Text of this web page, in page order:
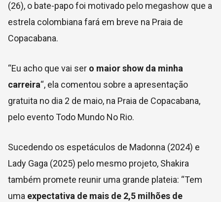
(26), o bate-papo foi motivado pelo megashow que a
estrela colombiana fará em breve na Praia de
Copacabana.
“Eu acho que vai ser o maior show da minha
carreira“, ela comentou sobre a apresentação
gratuita no dia 2 de maio, na Praia de Copacabana,
pelo evento Todo Mundo No Rio.
Sucedendo os espetáculos de Madonna (2024) e
Lady Gaga (2025) pelo mesmo projeto, Shakira
também promete reunir uma grande plateia: “Tem
uma expectativa de mais de 2,5 milhões de